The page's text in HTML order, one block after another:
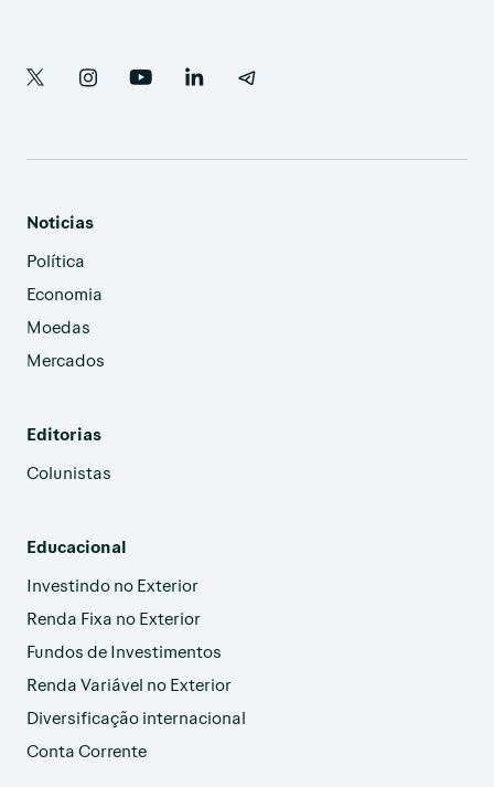
Noticias
Política
Economia
Moedas
Mercados
Editorias
Colunistas
Educacional
Investindo no Exterior
Renda Fixa no Exterior
Fundos de Investimentos
Renda Variável no Exterior
Diversificação internacional
Conta Corrente